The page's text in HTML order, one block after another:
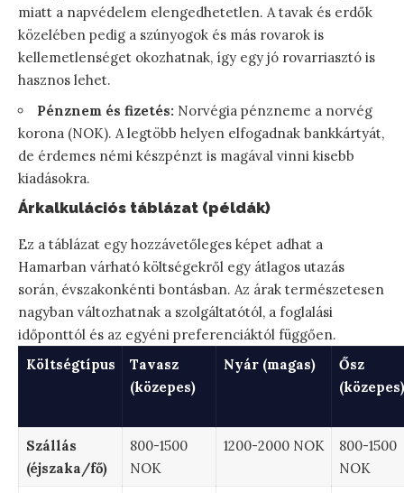
miatt a napvédelem elengedhetetlen. A tavak és erdők
közelében pedig a szúnyogok és más rovarok is
kellemetlenséget okozhatnak, így egy jó rovarriasztó is
hasznos lehet.
Pénznem és fizetés: Norvégia pénzneme a norvég
korona (NOK). A legtöbb helyen elfogadnak bankkártyát,
de érdemes némi készpénzt is magával vinni kisebb
kiadásokra.
Árkalkulációs táblázat (példák)
Ez a táblázat egy hozzávetőleges képet adhat a
Hamarban várható költségekről egy átlagos utazás
során, évszakonkénti bontásban. Az árak természetesen
nagyban változhatnak a szolgáltatótól, a foglalási
időponttól és az egyéni preferenciáktól függően.
Költségtípus
Tavasz
(közepes)
Nyár (magas)
Ősz
(közepes)
Szállás
(éjszaka/fő)
800-1500
NOK
1200-2000 NOK
800-1500
NOK